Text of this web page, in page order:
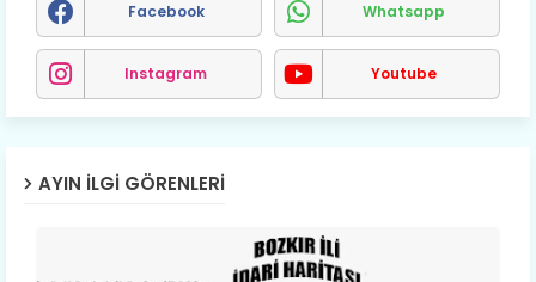
Facebook Whatsapp
Instagram Youtube
AYIN İLGI GÖRENLERI